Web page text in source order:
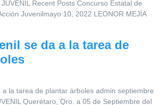
Recent Posts Concurso Estatal de
Juvenilmayo 10, 2022 LEONOR MEJÍA
se da a la tarea de
a la tarea de plantar árboles admin septiembre
Querétaro, Qro. a 05 de Septiembre del